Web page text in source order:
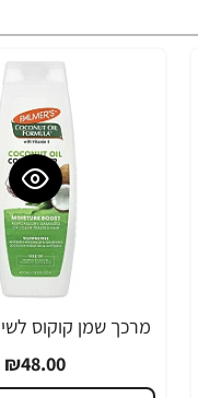
₪48.00